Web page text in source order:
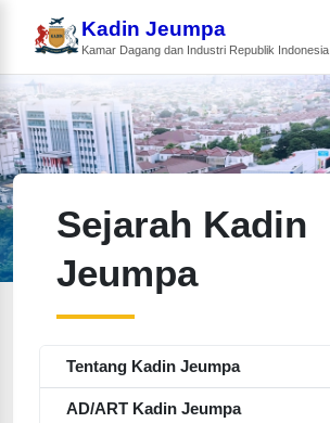
Kadin Jeumpa
Kamar Dagang dan Industri Republik Indonesia
Sejarah Kadin
Jeumpa
Tentang Kadin Jeumpa
AD/ART Kadin Jeumpa